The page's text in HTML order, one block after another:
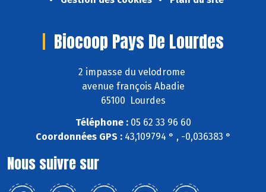
Biocoop Pays De Lourdes
2 impasse du velodrome
avenue françois Abadie
65100 Lourdes
Téléphone :05 62 33 96 60
Coordonnées GPS :43,109794 ° , -0,036383 °
Nous suivre sur